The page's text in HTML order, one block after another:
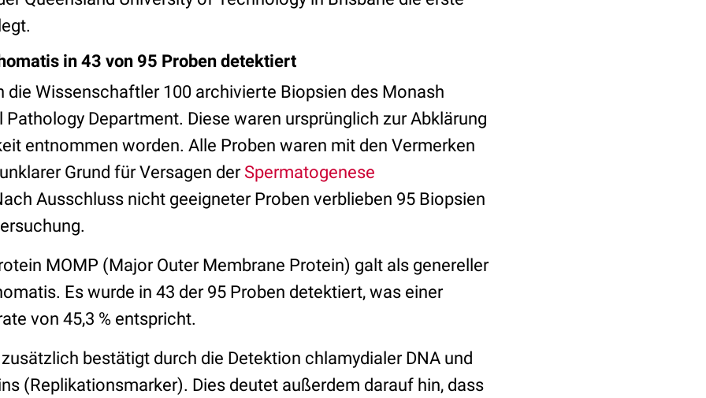
in 43 von 95 Proben detektiert
die Wissenschaftler 100 archivierte Biopsien des Monash
Department. Diese waren ursprünglich zur Abklärung
entnommen worden. Alle Proben waren mit den Vermerken
Grund für Versagen der Spermatogenese
Ausschluss nicht geeigneter Proben verblieben 95 Biopsien
MOMP (Major Outer Membrane Protein) galt als genereller
Es wurde in 43 der 95 Proben detektiert, was einer
von 45,3 % entspricht.
bestätigt durch die Detektion chlamydialer DNA und
(Replikationsmarker). Dies deutet außerdem darauf hin, dass